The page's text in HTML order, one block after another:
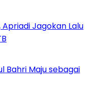
Jagokan Lalu
Bahri Maju sebagai